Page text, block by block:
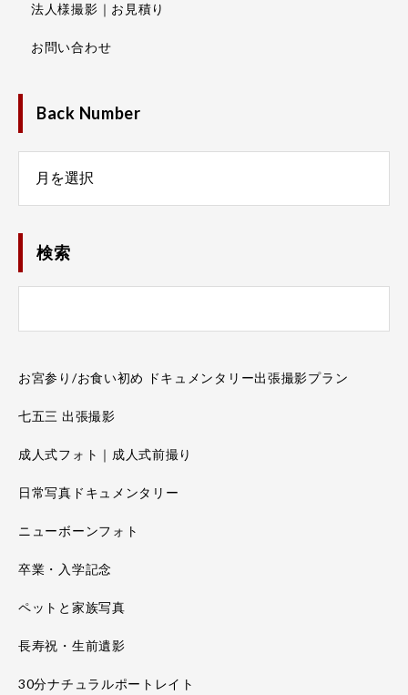
法人様撮影｜お見積り
お問い合わせ
Back Number
検索
お宮参り/お食い初め ドキュメンタリー出張撮影プラン
七五三 出張撮影
成人式フォト｜成人式前撮り
日常写真ドキュメンタリー
ニューボーンフォト
卒業・入学記念
ペットと家族写真
長寿祝・生前遺影
30分ナチュラルポートレイト